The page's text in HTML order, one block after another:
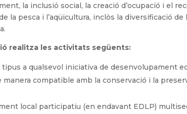
la inclusió social, la creació d’ocupació i el
la pesca i l’aqüicultura, inclòs la diversificació
realitza les activitats següents:
a qualsevol iniciativa de desenvolupament
compatible amb la conservació i la
local participatiu (en endavant EDLP)